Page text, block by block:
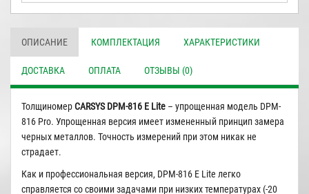
ОПИСАНИЕ КОМПЛЕКТАЦИЯ ХАРАКТЕРИСТИКИ
ДОСТАВКА ОПЛАТА ОТЗЫВЫ (0)
ТолщиномерCARSYS DPM-816 E Lite – упрощенная модель DPM-
816 Pro. Упрощенная версия имеет измененный принцип замера
черных металлов. Точность измерений при этом никак не
страдает.
Как и профессиональная версия, DPM-816 E Lite легко
справляется со своими задачами при низких температурах (-20